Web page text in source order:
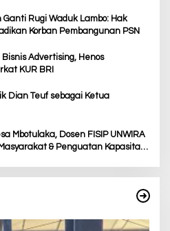
Ganti Rugi Waduk Lambo: Hak
Korban Pembangunan PSN
Advertising, Henos
KUR BRI
Dian Teuf sebagai Ketua
Mbotulaka, Dosen FISIP UNWIRA
& Penguatan Kapasitas